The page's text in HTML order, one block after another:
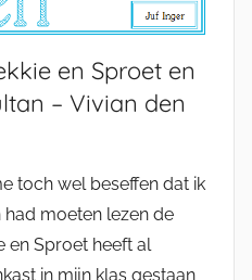
en Sproet en
– Vivian den
toch wel beseffen dat ik
moeten lezen de
en Sproet heeft al
in mijn klas gestaan